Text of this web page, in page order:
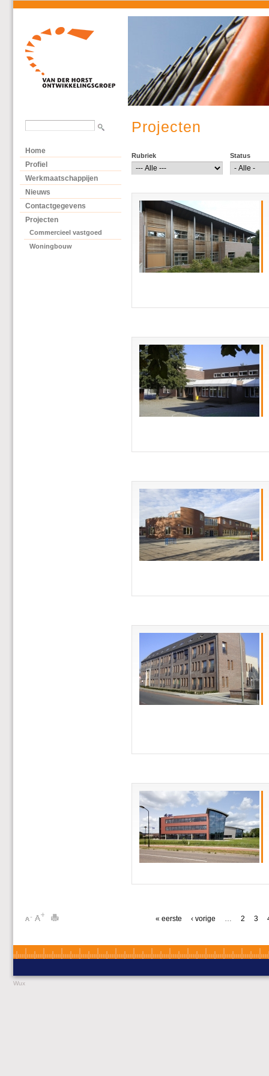
Projecten
Rubriek Status
« eerste ‹ vorige … 2 3
Home
Profiel
Werkmaatschappijen
Nieuws
Contactgegevens
Projecten
Commercieel vastgoed
Woningbouw
Wux